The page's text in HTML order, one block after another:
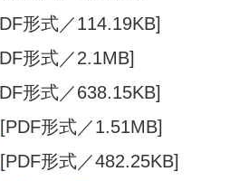
形式／114.19KB]
形式／2.1MB]
形式／638.15KB]
形式／1.51MB]
[PDF形式／482.25KB]